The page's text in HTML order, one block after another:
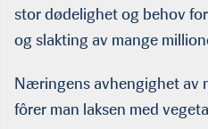
stor dødelighet og behov
og slakting av mange
Næringens avhengighet av
fôrer man laksen med